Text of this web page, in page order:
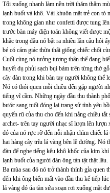
Tối xuống nhanh làm nền trời thăm thẳm
lạnh buốt và khô. Vài khuôn mặt trẻ con tò
trong không gian như confetti được tung
trước bàn máy điện toán không viết được
khắc trong đầu nó bật ra nhiều lần câu hỏi
bé có cảm giác thừa thãi giống chiếc chổi
Cuối cùng nó tưởng tượng thân thể đang
huyết dụ phủi sạch bụi bám trên từng thớ
cây đàn trong khi bàn tay người không thể
Nó có thói quen mỗi chiều đến gặp người
tiếng vĩ cầm. Những ngày đầu thu thành
bước sang tuổi đóng lại trang sử tình yêu
quyến rũ của thu cho đến khi nắng chiều
archet- trên tay người nhạc sĩ lượn lên
đỏ của nó rực rỡ đến nỗi nhận chìm chiếc
hai hàng cây trĩu lá vàng bên lề đường. Nó
đàn để nghe tiếng kêu khô khốc của kim
lạnh buốt của người đàn ông tàn tật thật lâu.
Ba mùa sau đó nó trở thành thính gỉa quen
đến khi ông biến mất vào đầu thu kế tiếp
lá vàng đỏ úa tàn sửa soạn rơi xuống mặt